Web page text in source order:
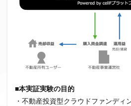
■本実証実験の目的
・不動産投資型クラウドファンディ